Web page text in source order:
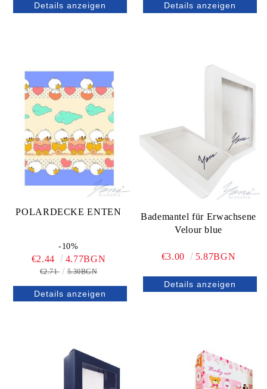
Details anzeigen Details anzeigen
POLARDECKE ENTEN
-10%
€2.44 4.77BGN
€2.71 5.30BGN
Details anzeigen
Bademantel für Erwachsene
Velour blue
€3.00 5.87BGN
Details anzeigen